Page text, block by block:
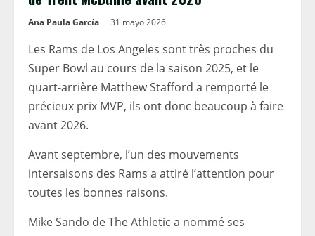
Ana Paula García 31 mayo 2026
Les Rams de Los Angeles sont très proches du
Super Bowl au cours de la saison 2025, et le
quart-arrière Matthew Stafford a remporté le
précieux prix MVP, ils ont donc beaucoup à faire
avant 2026.
Avant septembre, l’un des mouvements
intersaisons des Rams a attiré l’attention pour
toutes les bonnes raisons.
Mike Sando de The Athletic a nommé ses